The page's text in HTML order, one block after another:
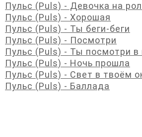
Пульс (Puls) - Девочка на
Пульс (Puls) - Хорошая
Пульс (Puls) - Ты беги-беги
Пульс (Puls) - Посмотри
Пульс (Puls) - Ты посмотри в
Пульс (Puls) - Ночь прошла
Пульс (Puls) - Свет в твоём
Пульс (Puls) - Баллада